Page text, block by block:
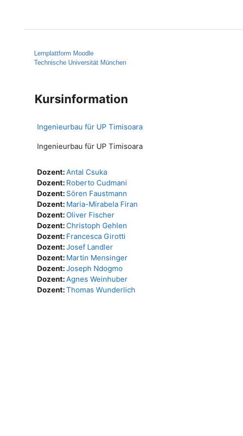
Lernplattform Moodle
Technische Universität München
Kursinformation
Ingenieurbau für UP Timisoara
Ingenieurbau für UP Timisoara
Dozent:Antal Csuka
Dozent: Roberto Cudmani
Dozent: Sören Faustmann
Dozent: Maria-Mirabela Firan
Dozent: Oliver Fischer
Dozent: Christoph Gehlen
Dozent: Francesca Girotti
Dozent:Josef Landler
Dozent: Martin Mensinger
Dozent:Joseph Ndogmo
Dozent:Agnes Weinhuber
Dozent:Thomas Wunderlich